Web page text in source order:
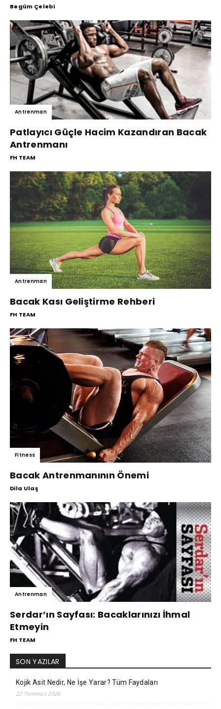
Begüm Çelebi
Antrenman
Patlayıcı Güçle Hacim Kazandıran Bacak
Antrenmanı
FH TEAM
Antrenman
Bacak Kası Geliştirme Rehberi
FH TEAM
Fitness
Bacak Antrenmanının Önemi
Dila Ulaş
Antrenman
Serdar’ın Sayfası: Bacaklarınızı İhmal
Etmeyin
FH TEAM
SON YAZILAR
Kojik Asit Nedir, Ne İşe Yarar? Tüm Faydaları
22 Temmuz 2026